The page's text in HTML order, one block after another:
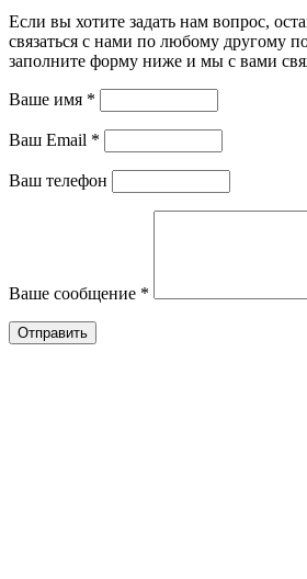
Если вы хотите задать нам вопрос,
связаться с нами по любому другому
заполните форму ниже и мы с вами
Ваше имя *
Ваш Email *
Ваш телефон
Ваше сообщение *